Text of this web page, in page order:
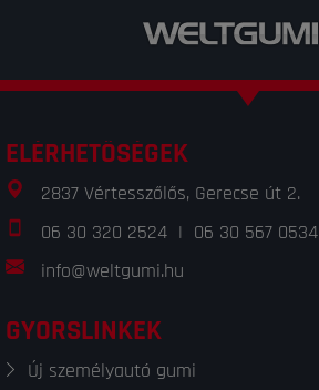
ELÉRHETŐSÉGEK
2837 Vértesszőlős, Gerecse út 2.
06 30 320 2524 | 06 30 567 0534
info@weltgumi.hu
GYORSLINKEK
Új személyautó gumi